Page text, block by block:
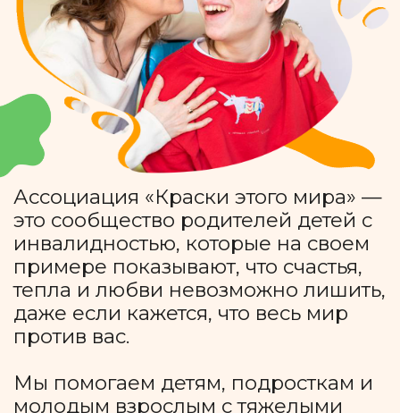
Ассоциация «Краски этого мира» —
это сообщество родителей детей с
инвалидностью, которые на своем
примере показывают, что счастья,
тепла и любви невозможно лишить,
даже если кажется, что весь мир
против вас.
Мы помогаем детям, подросткам и
молодым взрослым с тяжелыми
нарушениями развития
социализироваться, научиться жить
в этом мире и наполнить жизнь
яркими красками.
Помочь
Когда краски
превращаются в
истории